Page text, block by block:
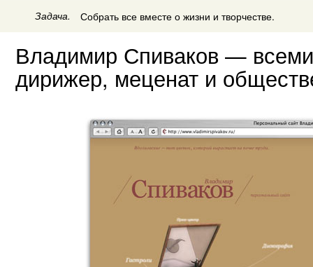
Задача. Собрать все вместе о жизни и творчестве.
Владимир Спиваков —
дирижер, меценат и